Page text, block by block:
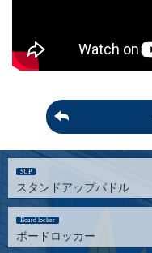
SUP
スタンドアップパドル
Board locker
ボードロッカー